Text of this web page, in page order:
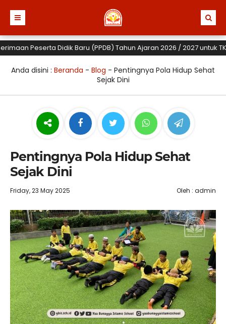
Peserta Didik Baru (PPDB) Tahun Ajaran 2026 / 2027 untuk TK,
Anda disini : Beranda - Blog - Pentingnya Pola Hidup Sehat
Sejak Dini
Pentingnya Pola Hidup Sehat
Sejak Dini
Friday, 23 May 2025 Oleh : admin